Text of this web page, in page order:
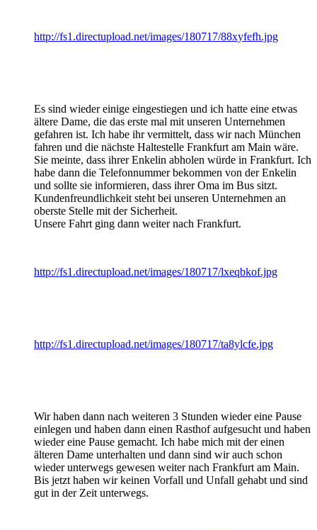
http://fs1.directupload.net/images/180717/88xyfefh.jpg
Es sind wieder einige eingestiegen und ich hatte eine etwas
ältere Dame, die das erste mal mit unseren Unternehmen
gefahren ist. Ich habe ihr vermittelt, dass wir nach München
fahren und die nächste Haltestelle Frankfurt am Main wäre.
Sie meinte, dass ihrer Enkelin abholen würde in Frankfurt. Ich
habe dann die Telefonnummer bekommen von der Enkelin
und sollte sie informieren, dass ihrer Oma im Bus sitzt.
Kundenfreundlichkeit steht bei unseren Unternehmen an
oberste Stelle mit der Sicherheit.
Unsere Fahrt ging dann weiter nach Frankfurt.
http://fs1.directupload.net/images/180717/lxeqbkof.jpg
http://fs1.directupload.net/images/180717/ta8ylcfe.jpg
Wir haben dann nach weiteren 3 Stunden wieder eine Pause
einlegen und haben dann einen Rasthof aufgesucht und haben
wieder eine Pause gemacht. Ich habe mich mit der einen
älteren Dame unterhalten und dann sind wir auch schon
wieder unterwegs gewesen weiter nach Frankfurt am Main.
Bis jetzt haben wir keinen Vorfall und Unfall gehabt und sind
gut in der Zeit unterwegs.